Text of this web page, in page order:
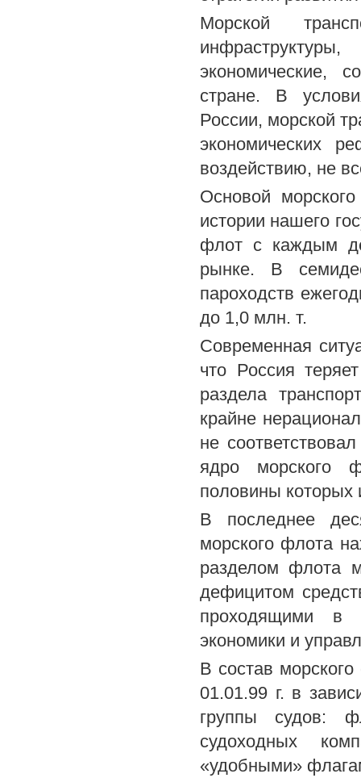
Морской
экономические,
стране. В
России, морской
экономических
воздействию, не
Основой
истории нашего
флот с каждым
рынке. В
пароходств
до 1,0 млн. т.
Современная
что Россия
раздела
крайне
не
ядро морского
половины которых
В последнее
морского флота
разделом флота
дефицитом
проходящими в
экономики и
В состав
01.01.99 г. в
группы судов:
судоходных
«удобными»